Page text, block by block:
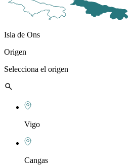
Isla de Ons
Origen
Selecciona el origen
Vigo
Cangas